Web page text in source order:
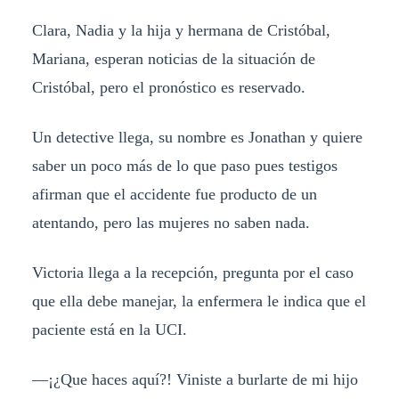
Clara, Nadia y la hija y hermana de Cristóbal,
Mariana, esperan noticias de la situación de
Cristóbal, pero el pronóstico es reservado.
Un detective llega, su nombre es Jonathan y quiere
saber un poco más de lo que paso pues testigos
afirman que el accidente fue producto de un
atentando, pero las mujeres no saben nada.
Victoria llega a la recepción, pregunta por el caso
que ella debe manejar, la enfermera le indica que el
paciente está en la UCI.
—¡¿Que haces aquí?! Viniste a burlarte de mi hijo